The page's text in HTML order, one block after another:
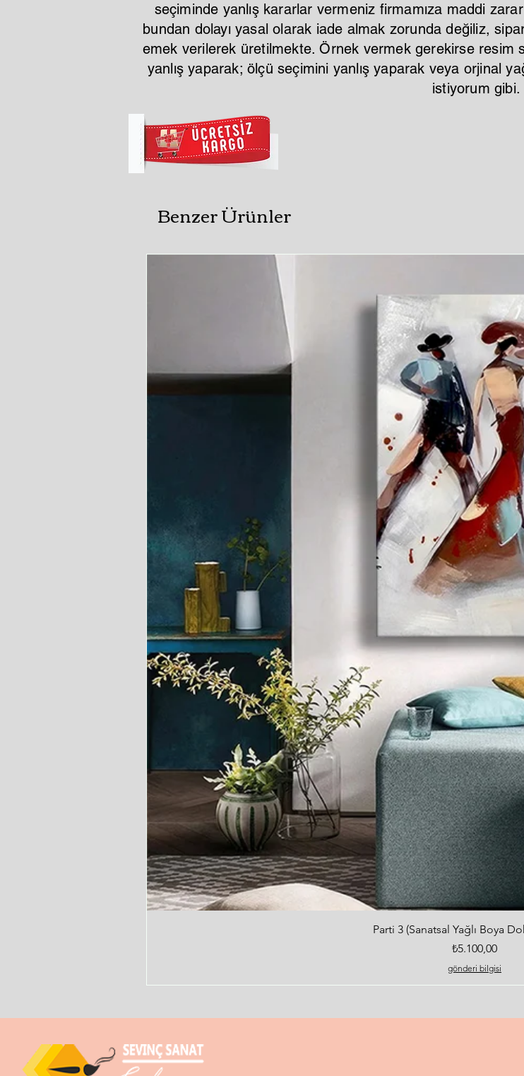
seçiminde yanlış kararlar vermeniz firmamıza maddi
bundan dolayı yasal olarak iade almak zorunda değiliz,
emek verilerek üretilmekte. Örnek vermek gerekirse resim
yanlış yaparak; ölçü seçimini yanlış yaparak veya orjinal
istiyorum gibi.
Benzer Ürünler
Hızlı Bakış
Parti 3 (Sanatsal Yağlı Boya
Fiyat
₺5.100,00
gönderi bilgisi